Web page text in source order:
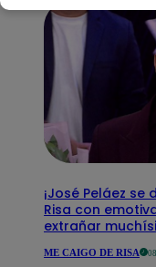
¡José Peláez se
Risa con
extrañar
ME CAIGO DE RISA